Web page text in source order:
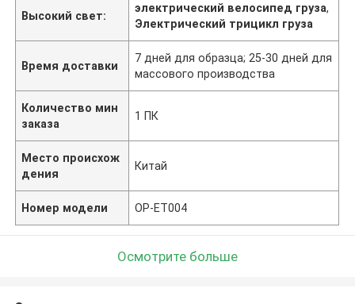
Высокий свет:
электрический велосипед груза,
Электрический трицикл груза
Время доставки
7 дней для образца; 25-30 дней для
массового производства
Количество мин
заказа
1 ПК
Место происхож
дения
Китай
Номер модели OP-ET004
Осмотрите больше